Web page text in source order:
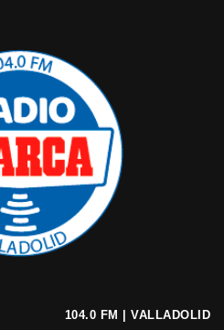
104.0 FM | VALLADOLID